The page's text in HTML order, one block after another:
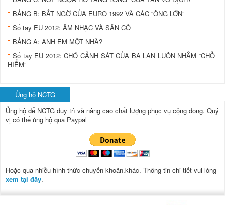
BẢNG B: BẤT NGỜ CỦA EURO 1992 VÀ CÁC “ÔNG LỚN”
Sổ tay EU 2012: ÂM NHẠC VÀ SÂN CỎ
BẢNG A: ANH EM MỘT NHÀ?
Sổ tay EU 2012: CHÓ CẢNH SÁT CỦA BA LAN LUÔN NHẰM “CHỖ
HIỂM”
Ủng hộ NCTG
Ủng hộ để NCTG duy trì và nâng cao chất lượng phục vụ cộng đồng. Quý
vị có thể ủng hộ qua Paypal
Hoặc qua nhiều hình thức chuyển khoản.khác. Thông tin chi tiết vui lòng
xem tại đây.